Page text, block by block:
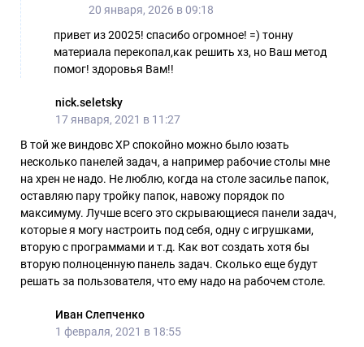
20 января, 2026 в 09:18
привет из 20025! спасибо огромное! =) тонну
материала перекопал,как решить хз, но Ваш метод
помог! здоровья Вам!!
nick.seletsky
17 января, 2021 в 11:27
В той же виндовс XP спокойно можно было юзать
несколько панелей задач, а например рабочие столы мне
на хрен не надо. Не люблю, когда на столе засилье папок,
оставляю пару тройку папок, навожу порядок по
максимуму. Лучше всего это скрывающиеся панели задач,
которые я могу настроить под себя, одну с игрушками,
вторую с программами и т.д. Как вот создать хотя бы
вторую полноценную панель задач. Сколько еще будут
решать за пользователя, что ему надо на рабочем столе.
Иван Слепченко
1 февраля, 2021 в 18:55